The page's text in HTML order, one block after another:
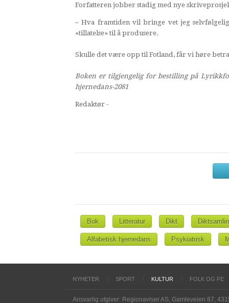
Forfatteren jobber stadig med nye
– Hva framtiden vil bringe vet jeg
«tillatelse» til å produsere.
Skulle det være opp til Fotland, får vi høre
Boken er tilgjengelig for bestilling på
hjernedans-2081
Redaktør -
Bok Litteratur Dikt
Alfabetisk hjernedans Psykiatrisk
NYHETER SPORT KULTUR FOLK OG FE
Ansvarlig utgiver: Regionaviser AS, Gamleveien 87,